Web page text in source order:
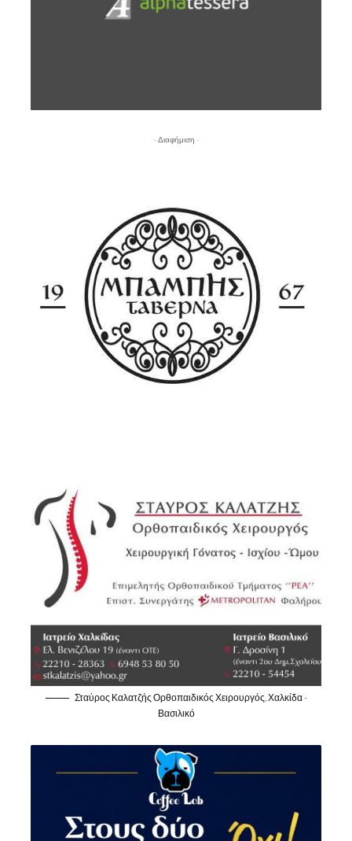
- Διαφήμιση -
Σταύρος Καλατζής Ορθοπαιδικός Χειρουργός, Χαλκίδα -
Βασιλικό